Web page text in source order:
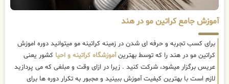
آموزش جامع کراتین مو در هند
برای کسب تجربه و حرفه ای شدن در زمینه کراتینه مو میتوانید دوره اموزش
کراتین مو در هند را که توسط بهترینآموزشگاه کراتینه و احیا کشور یعنی
عریس برگزار میشود، شرکت کنید . زیرا در ازای وقت و مبلغی که می پردازید
لازم است با بهترین کیفیت آموزش ببینید و مجبور به تکرار دوره ها برای